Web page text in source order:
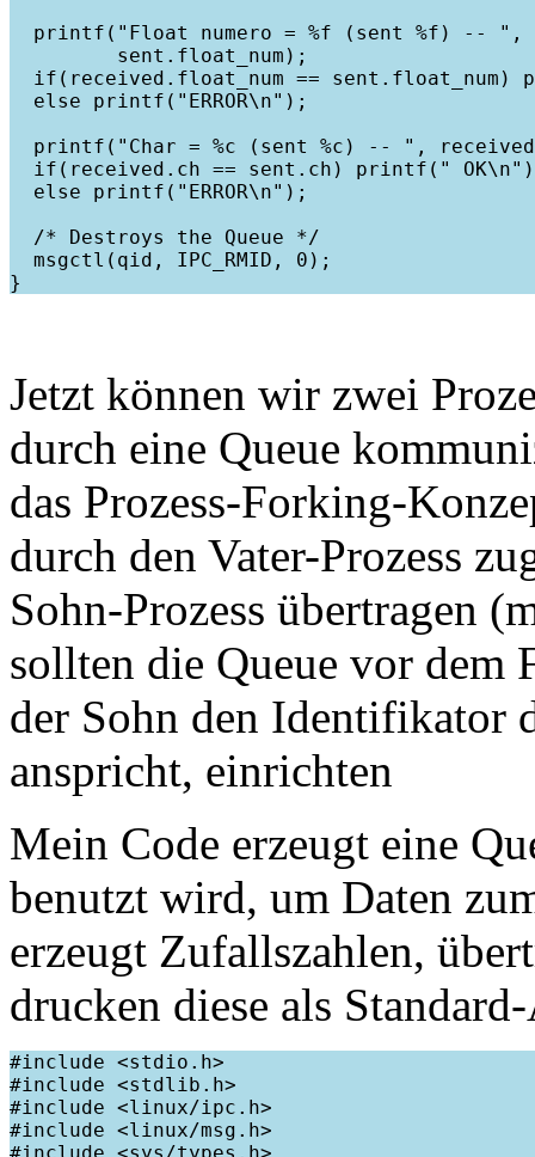
printf("Float numero = %f (sent %f) -- ",
         sent.float_num);
if(received.float_num == sent.float_num)
  else printf("ERROR\n");
printf("Char = %c (sent %c) -- ",
if(received.ch == sent.ch) printf("
  else printf("ERROR\n");
  /* Destroys the Queue */
  msgctl(qid, IPC_RMID, 0);
Jetzt können wir zwei
durch eine Queue
das Prozess-Forking-
durch den Vater-Prozess
Sohn-Prozess übertragen
sollten die Queue vor dem
der Sohn den Identifikator
anspricht, einrichten
Mein Code erzeugt eine
benutzt wird, um Daten
erzeugt Zufallszahlen,
drucken diese als
#include <stdio.h>
#include <stdlib.h>
#include <linux/ipc.h>
#include <linux/msg.h>